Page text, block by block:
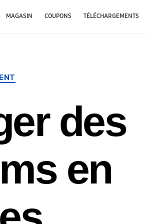
MAGASIN COUPONS TÉLÉCHARGEMENTS
des
en